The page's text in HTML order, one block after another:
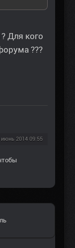
Для кого
???
июнь 2014 09:55